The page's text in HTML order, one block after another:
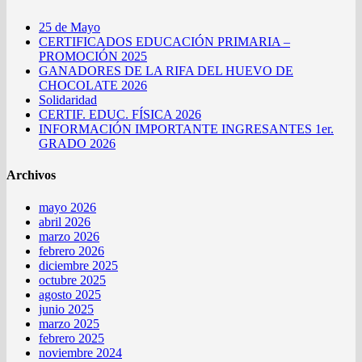
25 de Mayo
CERTIFICADOS EDUCACIÓN PRIMARIA –
PROMOCIÓN 2025
GANADORES DE LA RIFA DEL HUEVO DE
CHOCOLATE 2026
Solidaridad
CERTIF. EDUC. FÍSICA 2026
INFORMACIÓN IMPORTANTE INGRESANTES 1er.
GRADO 2026
Archivos
mayo 2026
abril 2026
marzo 2026
febrero 2026
diciembre 2025
octubre 2025
agosto 2025
junio 2025
marzo 2025
febrero 2025
noviembre 2024